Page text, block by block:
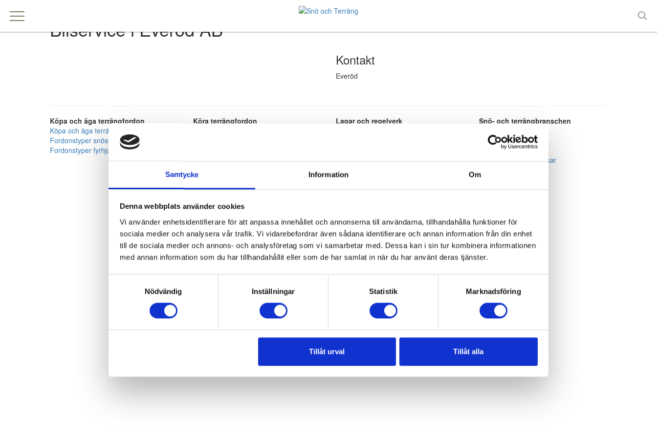
Samtycke Information Om
Denna webbplats använder cookies
Vi använder enhetsidentifierare för att anpassa innehållet och annonserna till användarna, tillhandahålla funktioner för
sociala medier och analysera vår trafik. Vi vidarebefordrar även sådana identifierare och annan information från din enhet
till de sociala medier och annons- och analysföretag som vi samarbetar med. Dessa kan i sin tur kombinera informationen
med annan information som du har tillhandahållit eller som de har samlat in när du har använt deras tjänster.
Nödvändig
Inställningar Statistik Marknadsföring
Tillåt urval Tillåt alla
Bilservice i Everöd AB
Kontakt
Everöd
Köpa och äga terrängfordon
Köpa och äga terrängfordon
Fordonstyper snöskotrar
Fordonstyper fyrhjulingar
Köra terrängfordon
Säker körning i terrängen
Lagar och regelverk
Snö- och terrängbranschen
Statistik
Opinionsbildning
Om oss / kontakt / länkar